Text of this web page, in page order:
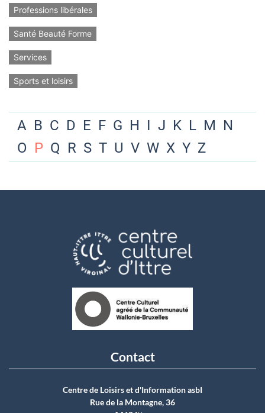
Professions libérales
Santé Beauté Forme
Services
Sports et loisirs
A B C D E F G H I J K L M N
O P Q R S T U V W X Y Z
Contact
Centre de Loisirs et d'Information asbI
Rue de la Montagne, 36